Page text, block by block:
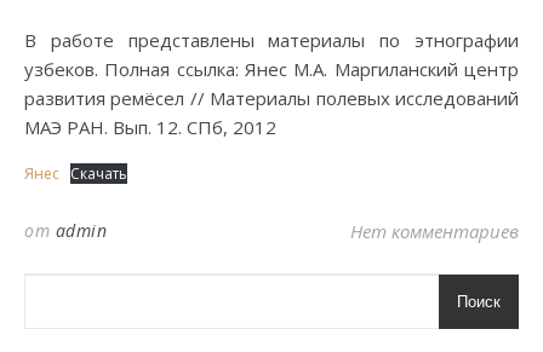
В работе представлены материалы по этнографии
узбеков. Полная ссылка: Янес М.А. Маргиланский центр
развития ремёсел // Материалы полевых исследований
МАЭ РАН. Вып. 12. СПб, 2012
Янес Скачать
от admin Нет комментариев
Поиск